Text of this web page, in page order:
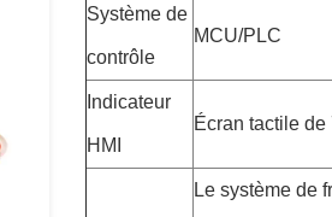
Système de
contrôle
MCU/PLC
Indicateur
HMI
Écran tactile de
Le système de